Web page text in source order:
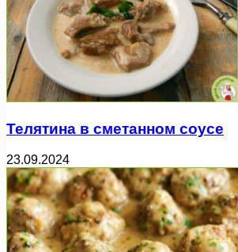
Телятина в сметанном соусе
23.09.2024